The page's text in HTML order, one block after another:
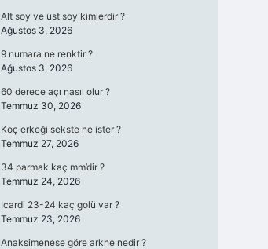
Alt soy ve üst soy kimlerdir ?
Ağustos 3, 2026
9 numara ne renktir ?
Ağustos 3, 2026
60 derece açı nasıl olur ?
Temmuz 30, 2026
Koç erkeği sekste ne ister ?
Temmuz 27, 2026
34 parmak kaç mm’dir ?
Temmuz 24, 2026
Icardi 23-24 kaç golü var ?
Temmuz 23, 2026
Anaksimenese göre arkhe nedir ?